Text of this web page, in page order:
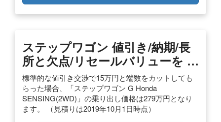
ステップワゴン 値引き/納期/長
所と欠点/リセールバリューを …
標準的な値引き交渉で15万円と端数をカットしても
らった場合、「ステップワゴン G Honda
SENSING(2WD)」の乗り出し価格は279万円となり
ます。 （見積りは2019年10月1日時点）